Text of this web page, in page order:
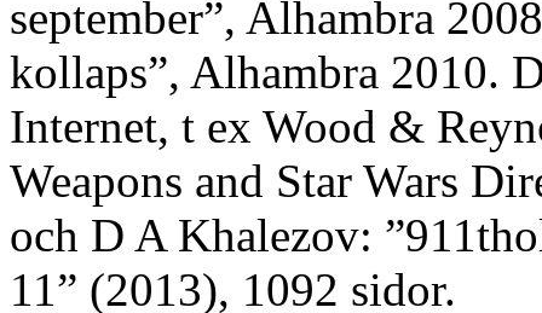
september”, Alhambra
kollaps”, Alhambra 2010.
Internet, t ex Wood &
Weapons and Star Wars
och D A Khalezov:
11” (2013), 1092 sidor.